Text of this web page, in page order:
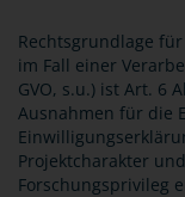
Rechtsgrundlage
im Fall einer
GVO, s.u.) ist Art. 6
Ausnahmen für die
Projektcharakter
Forschungsprivileg